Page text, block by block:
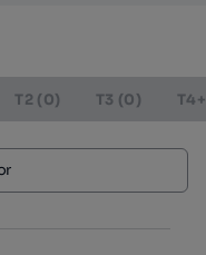
T2 (0) T3 (0)